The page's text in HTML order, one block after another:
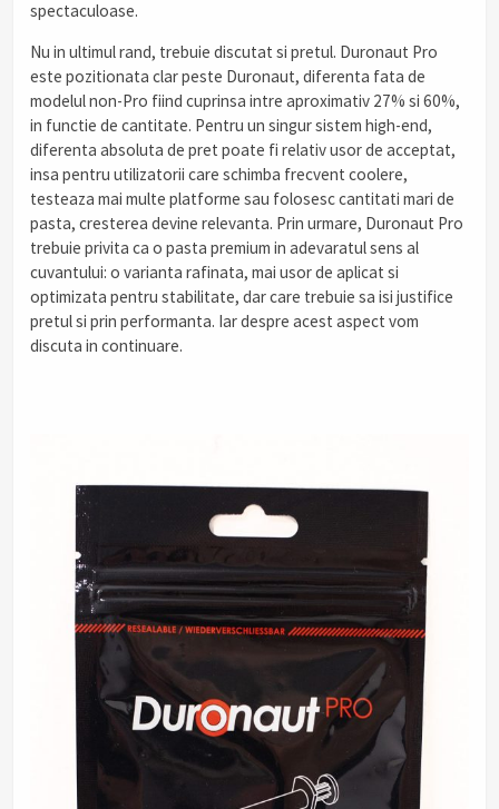
spectaculoase.
Nu in ultimul rand, trebuie discutat si pretul. Duronaut Pro
este pozitionata clar peste Duronaut, diferenta fata de
modelul non-Pro fiind cuprinsa intre aproximativ 27% si 60%,
in functie de cantitate. Pentru un singur sistem high-end,
diferenta absoluta de pret poate fi relativ usor de acceptat,
insa pentru utilizatorii care schimba frecvent coolere,
testeaza mai multe platforme sau folosesc cantitati mari de
pasta, cresterea devine relevanta. Prin urmare, Duronaut Pro
trebuie privita ca o pasta premium in adevaratul sens al
cuvantului: o varianta rafinata, mai usor de aplicat si
optimizata pentru stabilitate, dar care trebuie sa isi justifice
pretul si prin performanta. Iar despre acest aspect vom
discuta in continuare.